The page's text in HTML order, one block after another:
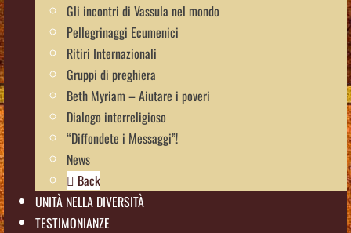
Gli incontri di Vassula nel mondo
Pellegrinaggi Ecumenici
Ritiri Internazionali
Gruppi di preghiera
Beth Myriam – Aiutare i poveri
Dialogo interreligioso
“Diffondete i Messaggi”!
News
Back
UNITÀ NELLA DIVERSITÀ
TESTIMONIANZE